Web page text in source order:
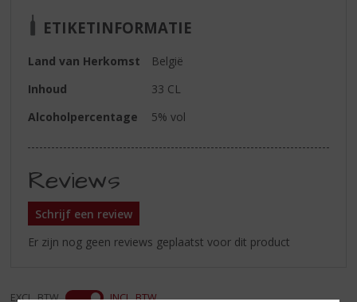
ETIKETINFORMATIE
Land van Herkomst
België
Inhoud
33 CL
Alcoholpercentage
5% vol
Reviews
Schrijf een review
Er zijn nog geen reviews geplaatst voor dit product
EXCL. BTW INCL. BTW